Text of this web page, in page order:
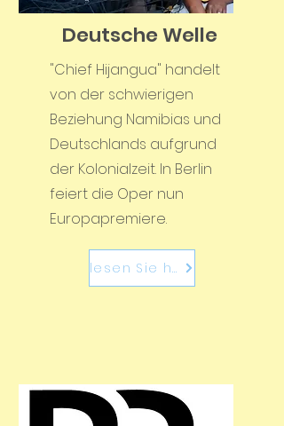
Deutsche Welle
"Chief Hijangua" handelt
von der schwierigen
Beziehung Namibias und
Deutschlands aufgrund
der Kolonialzeit. In Berlin
feiert die Oper nun
Europapremiere.
lesen Sie hier